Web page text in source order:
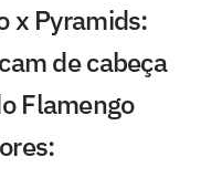
x Pyramids:
de cabeça
Flamengo